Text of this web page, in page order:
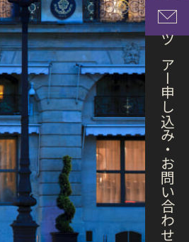
ツアー申し込み・お問い合わせ